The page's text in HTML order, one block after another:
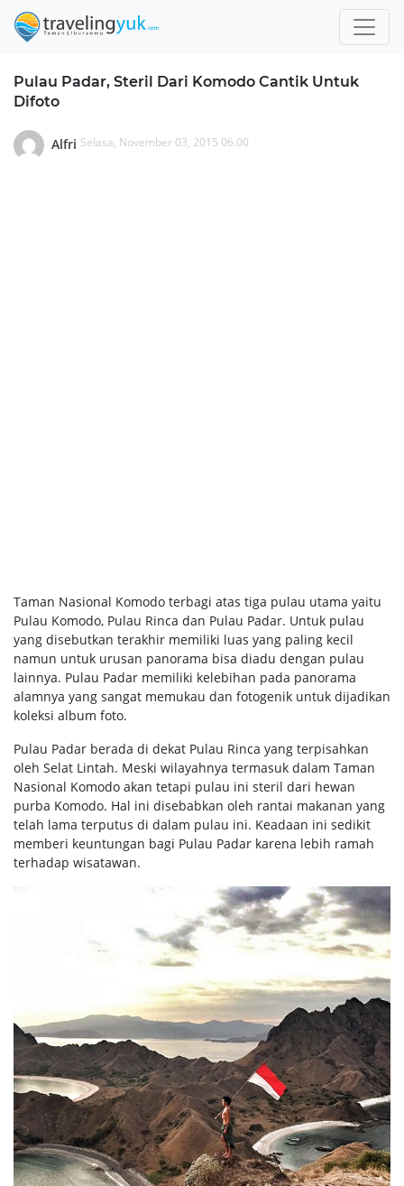
Pulau Padar, Steril Dari Komodo Cantik Untuk
Difoto
Alfri Selasa, November 03, 2015 06.00
Taman Nasional Komodo terbagi atas tiga pulau utama yaitu
Pulau Komodo, Pulau Rinca dan Pulau Padar. Untuk pulau
yang disebutkan terakhir memiliki luas yang paling kecil
namun untuk urusan panorama bisa diadu dengan pulau
lainnya. Pulau Padar memiliki kelebihan pada panorama
alamnya yang sangat memukau dan fotogenik untuk dijadikan
koleksi album foto.
Pulau Padar berada di dekat Pulau Rinca yang terpisahkan
oleh Selat Lintah. Meski wilayahnya termasuk dalam Taman
Nasional Komodo akan tetapi pulau ini steril dari hewan
purba Komodo. Hal ini disebabkan oleh rantai makanan yang
telah lama terputus di dalam pulau ini. Keadaan ini sedikit
memberi keuntungan bagi Pulau Padar karena lebih ramah
terhadap wisatawan.